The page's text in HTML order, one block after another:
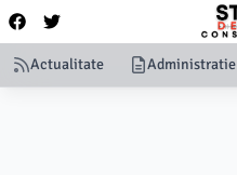
Actualitate Administratie